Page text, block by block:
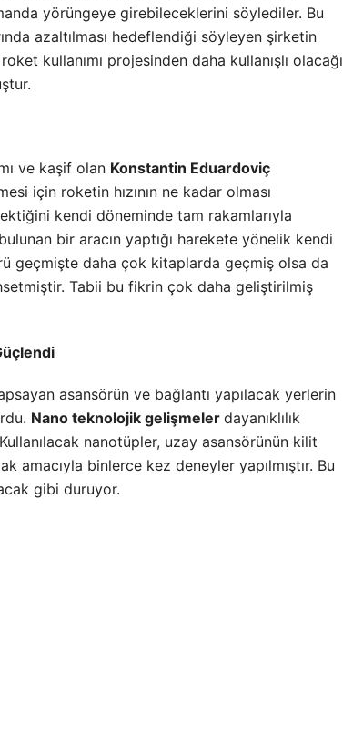
yörüngeye girebileceklerini söylediler. Bu
azaltılması hedeflendiği söyleyen şirketin
kullanımı projesinden daha kullanışlı olacağı
ve kaşif olan Konstantin Eduardoviç
için roketin hızının ne kadar olması
kendi döneminde tam rakamlarıyla
bir aracın yaptığı harekete yönelik kendi
geçmişte daha çok kitaplarda geçmiş olsa da
Tabii bu fikrin çok daha geliştirilmiş
asansörün ve bağlantı yapılacak yerlerin
Nano teknolojik gelişmeler dayanıklılık
nanotüpler, uzay asansörünün kilit
amacıyla binlerce kez deneyler yapılmıştır. Bu
gibi duruyor.